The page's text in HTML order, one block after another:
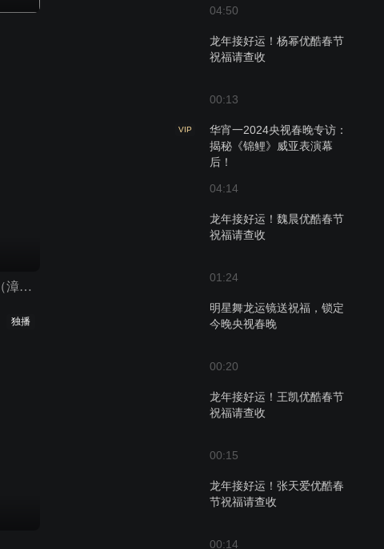
04:50
龙年接好运！杨幂优酷春节
祝福请查收
00:13
VIP
华宵一2024央视春晚专访：
揭秘《锦鲤》威亚表演幕
后！
04:14
龙年接好运！魏晨优酷春节
祝福请查收
01:24
明星舞龙运镜送祝福，锁定
今晚央视春晚
00:20
龙年接好运！王凯优酷春节
祝福请查收
00:15
龙年接好运！张天爱优酷春
节祝福请查收
00:14
月是故乡明·海峡两岸（漳州）中秋晚会 2025
独播